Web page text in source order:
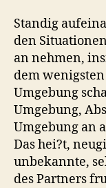
Standig
den
an nehmen,
dem
Umgebung
Umgebung,
Umgebung an
Das hei?t,
unbekannte,
des Partners